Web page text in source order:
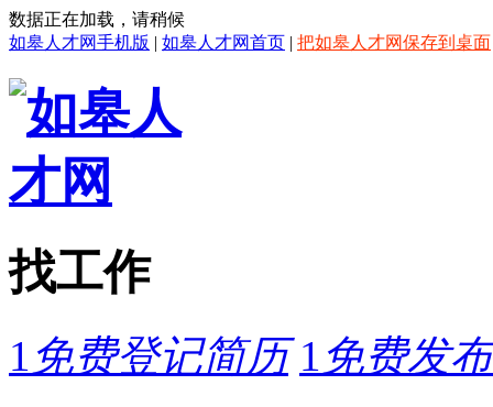
数据正在加载，请稍候
如皋人才网手机版 | 如皋人才网首页 | 把如皋人才网保存到桌面
找工作
1 免费登记简历 1 免费发